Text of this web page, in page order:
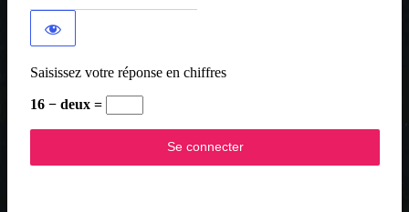
Saisissez votre réponse en chiffres
16 − deux =